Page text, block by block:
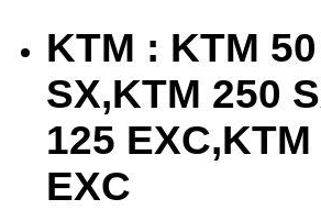
KTM : KTM
SX,KTM 250
125 EXC,KTM
EXC